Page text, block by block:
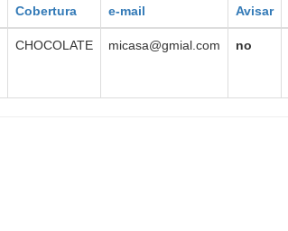
Cobertura e-mail Avisar
CHOCOLATE micasa@gmial.com no